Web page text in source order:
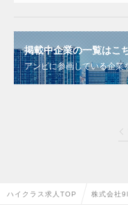
掲載中企業の一覧はこ
アンビに参画している企業
ハイクラス求人TOP 株式会社